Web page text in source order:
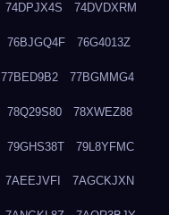
74DPJX4S 74DVDXRM
76BJGQ4F 76G4013Z
77BED9B2 77BGMMG4
78Q29S80 78XWEZ88
79GHS38T 79L8YFMC
7AEEJVFI 7AGCKJXN